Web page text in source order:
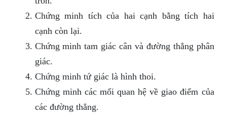
Chứng minh tích của hai cạnh bằng tích hai
cạnh còn lại.
Chứng minh tam giác cân và đường thẳng phân
giác.
Chứng minh tứ giác là hình thoi.
Chứng minh các mối quan hệ về giao điểm của
các đường thẳng.